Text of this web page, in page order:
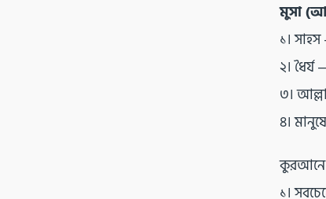
মুসা
১।
২।
৩।
৪।
কুরআনে
১।